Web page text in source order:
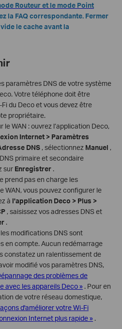
Routeur et le mode Point
la FAQ correspondante. Fermer
le cache avant la
paramètres DNS de votre système
Votre téléphone doit être
du Deco et vous devez être
propriétaire.
le WAN : ouvrez l’application Deco,
Internet > Paramètres
DNS , sélectionnez Manuel ,
primaire et secondaire
sur Enregistrer .
prend pas en charge les
WAN, vous pouvez configurer le
à l'application Deco > Plus >
, saisissez vos adresses DNS et
.
modifications DNS sont
en compte. Aucun redémarrage
constatez un ralentissement de
modifié vos paramètres DNS,
des problèmes de
avec les appareils Deco » . Pour en
de votre réseau domestique,
d'améliorer votre Wi-Fi
Internet plus rapide » .